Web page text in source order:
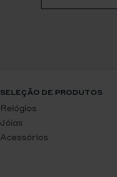
SELEÇÃO DE PRODUTOS
Relógios
Jóias
Acessórios